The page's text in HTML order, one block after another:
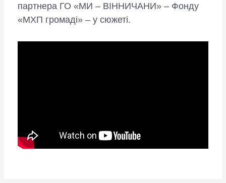
партнера ГО «МИ – ВІННИЧАНИ» – Фонду
«МХП громаді» – у сюжеті.